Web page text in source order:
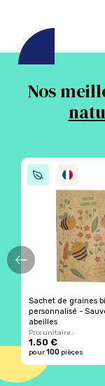
Nos
Sachet de graines
personnalisé -
abeilles
Prix unitaire :
1.50 €
pour100 pièces